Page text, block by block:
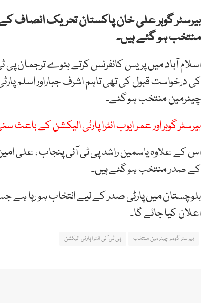
بیرسٹر گوہر علی خان پاکستان تحریک انصاف کے
منتخب ہو گئے ہیں۔
کی درخواست قبول کی تھی تاہم اشرف جباراور اسلم
چیئرمین منتخب ہو گئے۔
بیرسٹر گوہر اور عمر ایوب انٹرا پارٹی الیکشن کے
اس کے علاوہ یاسمین راشد پی ٹی آئی پنجاب ، علی
کے صدر منتخب ہو گئے ہیں۔
بلوچستان میں پارٹی صدر کے لیے انتخاب ہو رہا ہے
اعلان کیا جائے گا۔
بیرسٹر گوہر چیئرمین منتخب پی ٹی آئی انٹرا پارٹی الیکشن